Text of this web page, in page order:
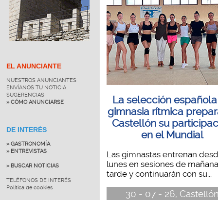
EL ANUNCIANTE
NUESTROS ANUNCIANTES
ENVÍANOS TU NOTICIA
SUGERENCIAS
» CÓMO ANUNCIARSE
DE INTERÉS
» GASTRONOMÍA
» ENTREVISTAS
» BUSCAR NOTICIAS
TELÉFONOS DE INTERÉS
Política de cookies
La selección
gimnasia rítmica
Castellón su
en el Mundial
Las gimnastas entrenan
lunes en sesiones de
tarde y continuarán con su...
30 - 07 - 26,